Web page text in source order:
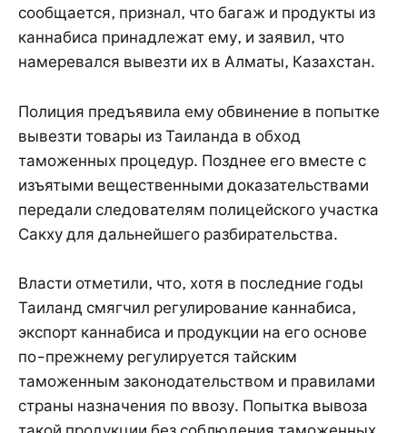
сообщается, признал, что багаж и продукты из
каннабиса принадлежат ему, и заявил, что
намеревался вывезти их в Алматы, Казахстан.
Полиция предъявила ему обвинение в попытке
вывезти товары из Таиланда в обход
таможенных процедур. Позднее его вместе с
изъятыми вещественными доказательствами
передали следователям полицейского участка
Сакху для дальнейшего разбирательства.
Власти отметили, что, хотя в последние годы
Таиланд смягчил регулирование каннабиса,
экспорт каннабиса и продукции на его основе
по-прежнему регулируется тайским
таможенным законодательством и правилами
страны назначения по ввозу. Попытка вывоза